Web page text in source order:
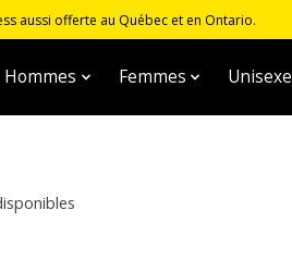
aussi offerte au Québec et en Ontario.
Hommes Femmes Unisexe